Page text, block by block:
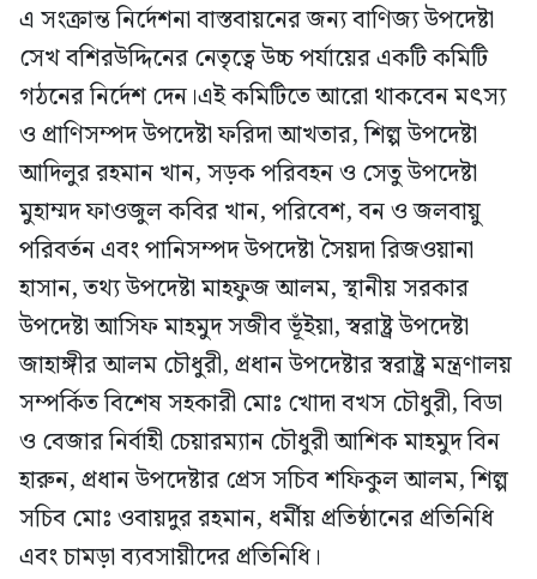
এ সংক্রান্ত নির্দেশনা বাস্তবায়নের জন্য বাণিজ্য উপদেষ্টা
সেখ বশিরউদ্দিনের নেতৃত্বে উচ্চ পর্যায়ের একটি কমিটি
গঠনের নির্দেশ দেন।এই কমিটিতে আরো থাকবেন মৎস্য
ও প্রাণিসম্পদ উপদেষ্টা ফরিদা আখতার, শিল্প উপদেষ্টা
আদিলুর রহমান খান, সড়ক পরিবহন ও সেতু উপদেষ্টা
মুহাম্মদ ফাওজুল কবির খান, পরিবেশ, বন ও জলবায়ু
পরিবর্তন এবং পানিসম্পদ উপদেষ্টা সৈয়দা রিজওয়ানা
হাসান, তথ‍্য উপদেষ্টা মাহফুজ আলম, স্থানীয় সরকার
উপদেষ্টা আসিফ মাহমুদ সজীব ভূঁইয়া, স্বরাষ্ট্র উপদেষ্টা
জাহাঙ্গীর আলম চৌধুরী, প্রধান উপদেষ্টার স্বরাষ্ট্র মন্ত্রণালয়
সম্পর্কিত বিশেষ সহকারী মোঃ খোদা বখস চৌধুরী, বিডা
ও বেজার নির্বাহী চেয়ারম্যান চৌধুরী আশিক মাহমুদ বিন
হারুন, প্রধান উপদেষ্টার প্রেস সচিব শফিকুল আলম, শিল্প
সচিব মোঃ ওবায়দুর রহমান, ধর্মীয় প্রতিষ্ঠানের প্রতিনিধি
এবং চামড়া ব্যবসায়ীদের প্রতিনিধি।